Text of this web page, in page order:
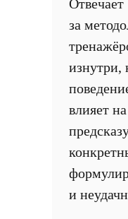
Отвечает
за
изнутри,
влияет
и